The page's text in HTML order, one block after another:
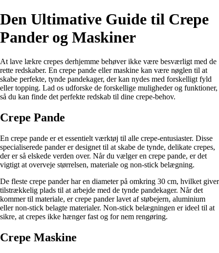
Den Ultimative Guide til Crepe
Pander og Maskiner
At lave lækre crepes derhjemme behøver ikke være besværligt med de
rette redskaber. En crepe pande eller maskine kan være nøglen til at
skabe perfekte, tynde pandekager, der kan nydes med forskelligt fyld
eller topping. Lad os udforske de forskellige muligheder og funktioner,
så du kan finde det perfekte redskab til dine crepe-behov.
Crepe Pande
En crepe pande er et essentielt værktøj til alle crepe-entusiaster. Disse
specialiserede pander er designet til at skabe de tynde, delikate crepes,
der er så elskede verden over. Når du vælger en crepe pande, er det
vigtigt at overveje størrelsen, materiale og non-stick belægning.
De fleste crepe pander har en diameter på omkring 30 cm, hvilket giver
tilstrækkelig plads til at arbejde med de tynde pandekager. Når det
kommer til materiale, er crepe pander lavet af støbejern, aluminium
eller non-stick belagte materialer. Non-stick belægningen er ideel til at
sikre, at crepes ikke hænger fast og for nem rengøring.
Crepe Maskine